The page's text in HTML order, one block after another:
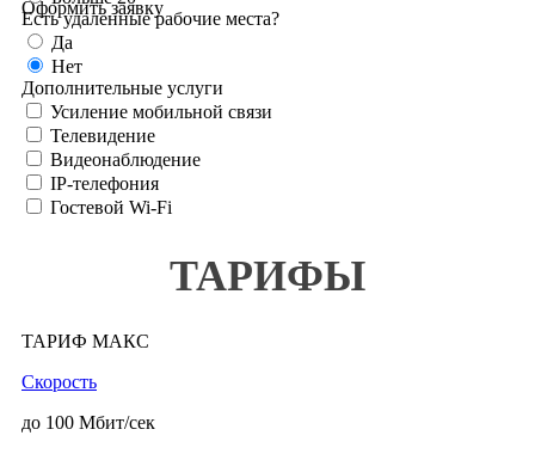
Город
Город Рязанский
Город Столиц
Гранд
Гранд Сетунь Плаза
Гранд Юг
Графит
ГУМ
Декарт
Оформить заявку
Есть удаленные рабочие места?
Да
Нет
Дополнительные услуги
Усиление мобильной связи
Телевидение
Видеонаблюдение
IP-телефония
Гостевой Wi-Fi
ТАРИФЫ
ТАРИФ МАКС
Скорость
до 100 Мбит/сек